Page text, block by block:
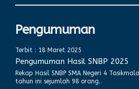
Pengumuman
Terbit : 18 Maret 2025
Pengumuman Hasil SNBP 2025
Rekap Hasil SNBP SMA Negeri 4
tahun ini sejumlah 98 orang..